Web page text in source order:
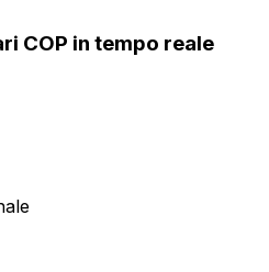
COP in tempo reale